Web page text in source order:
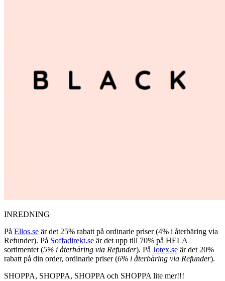
INREDNING
På Ellos.se är det 25% rabatt på ordinarie priser (4% i återbäring via
Refunder). På Soffadirekt.se är det upp till 70% på HELA
sortimentet (5% i återbäring via Refunder). På Jotex.se är det 20%
rabatt på din order, ordinarie priser (6% i återbäring via Refunder).
SHOPPA, SHOPPA, SHOPPA och SHOPPA lite mer!!!